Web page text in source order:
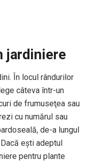
jardiniere
În locul rândurilor
câteva într-un
de frumuseţea sau
cu numărul sau
de-a lungul
eşti adeptul
pentru plante